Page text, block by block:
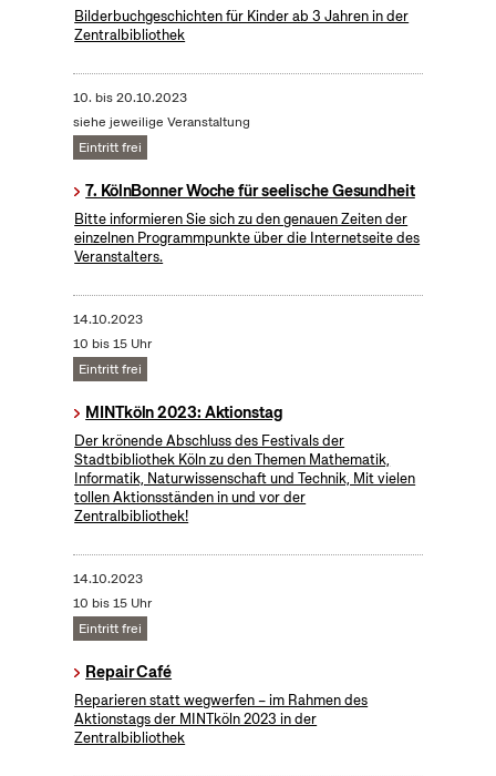
Bilderbuchgeschichten für Kinder ab 3 Jahren in der
Zentralbibliothek
10. bis20.10.2023
siehe jeweilige Veranstaltung
Eintritt frei
7. KölnBonner Woche für seelische Gesundheit
Bitte informieren Sie sich zu den genauen Zeiten der
einzelnen Programmpunkte über die Internetseite des
Veranstalters.
14.10.2023
10 bis 15 Uhr
Eintritt frei
MINTköln 2023: Aktionstag
Der krönende Abschluss des Festivals der
Stadtbibliothek Köln zu den Themen Mathematik,
Informatik, Naturwissenschaft und Technik, Mit vielen
tollen Aktionsständen in und vor der
Zentralbibliothek!
14.10.2023
10 bis 15 Uhr
Eintritt frei
Repair Café
Reparieren statt wegwerfen – im Rahmen des
Aktionstags der MINTköln 2023 in der
Zentralbibliothek